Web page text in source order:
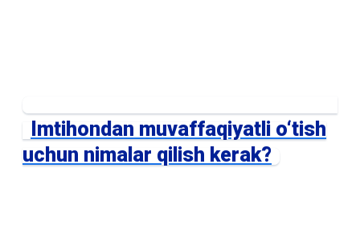
Imtihondan muvaffaqiyatli o‘tish
uchun nimalar qilish kerak?